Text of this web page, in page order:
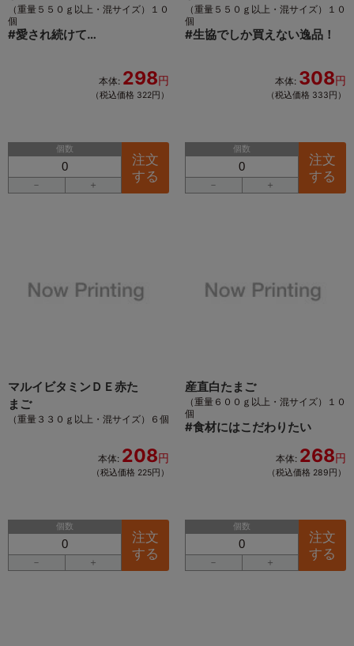
（重量５５０ｇ以上・混サイズ）１０
個
#愛され続けて…
本体: 298円
（税込価格 322円）
個数
－ ＋
注文
する
（重量５５０ｇ以上・混サイズ）１０
個
#生協でしか買えない逸品！
本体: 308円
（税込価格 333円）
個数
－ ＋
注文
する
マルイビタミンＤＥ赤た
まご
（重量３３０ｇ以上・混サイズ）６個
本体: 208円
（税込価格 225円）
個数
－ ＋
注文
する
産直白たまご
（重量６００ｇ以上・混サイズ）１０
個
#食材にはこだわりたい
本体: 268円
（税込価格 289円）
個数
－ ＋
注文
する